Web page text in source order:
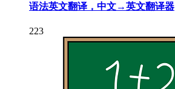
语法英文翻译，中文→英文翻译器
223